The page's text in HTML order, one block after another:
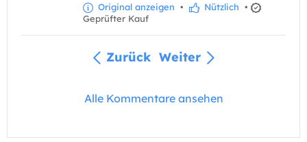
Original anzeigen • Nützlich •
Geprüfter Kauf
Zurück Weiter
Alle Kommentare ansehen